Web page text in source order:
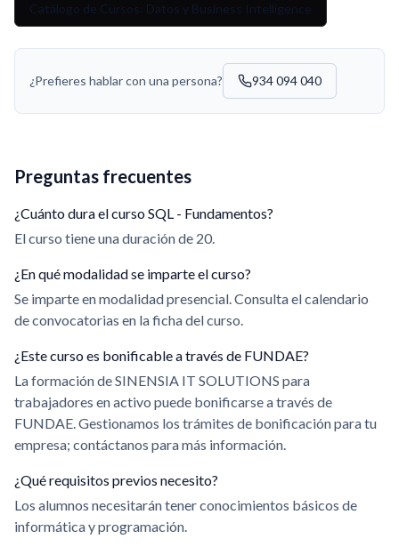
Catálogo de Cursos: Datos y Business Intelligence
¿Prefieres hablar con una persona? 934 094 040
Preguntas frecuentes
¿Cuánto dura el curso SQL - Fundamentos?
El curso tiene una duración de 20.
¿En qué modalidad se imparte el curso?
Se imparte en modalidad presencial. Consulta el calendario
de convocatorias en la ficha del curso.
¿Este curso es bonificable a través de FUNDAE?
La formación de SINENSIA IT SOLUTIONS para
trabajadores en activo puede bonificarse a través de
FUNDAE. Gestionamos los trámites de bonificación para tu
empresa; contáctanos para más información.
¿Qué requisitos previos necesito?
Los alumnos necesitarán tener conocimientos básicos de
informática y programación.